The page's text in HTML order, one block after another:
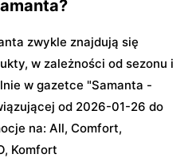
zwykle znajdują się
w zależności od sezonu i
w gazetce "Samanta -
od 2026-01-26 do
na: All, Comfort,
Komfort